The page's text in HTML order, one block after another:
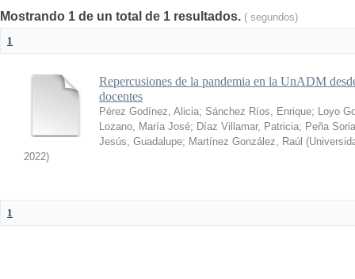
Mostrando 1 de un total de 1 resultados. ( segundos)
1
Repercusiones de la pandemia en la UnADM
docentes
Pérez Godínez, Alicia; Sánchez Ríos, Enrique; Loyo
Lozano, María José; Díaz Villamar, Patricia; Peña
Jesús, Guadalupe; Martínez González, Raúl (
2022)
1